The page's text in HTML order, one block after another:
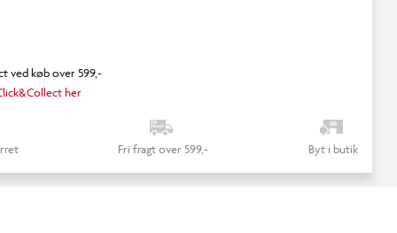
ved køb over 599,-
her
Fri fragt over 599,- Byt i butik